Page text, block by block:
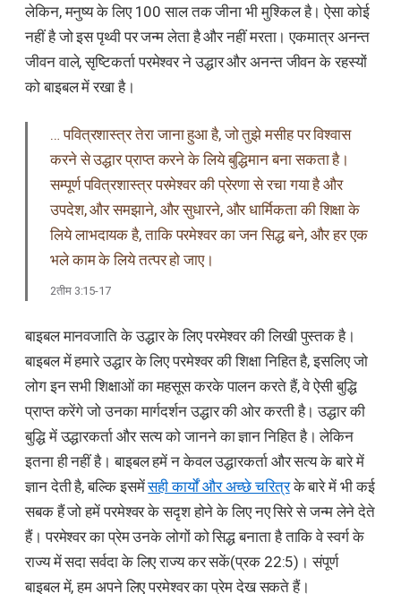
लेकिन, मनुष्य के लिए 100 साल तक जीना भी मुश्किल है। ऐसा कोई
नहीं है जो इस पृथ्वी पर जन्म लेता है और नहीं मरता। एकमात्र अनन्त
जीवन वाले, सृष्टिकर्ता परमेश्वर ने उद्धार और अनन्त जीवन के रहस्यों
को बाइबल में रखा है।
… पवित्रशास्त्र तेरा जाना हुआ है, जो तुझे मसीह पर विश्वास
करने से उद्धार प्राप्त करने के लिये बुद्धिमान बना सकता है।
सम्पूर्ण पवित्रशास्त्र परमेश्वर की प्रेरणा से रचा गया है और
उपदेश, और समझाने, और सुधारने, और धार्मिकता की शिक्षा के
लिये लाभदायक है, ताकि परमेश्वर का जन सिद्ध बने, और हर एक
भले काम के लिये तत्पर हो जाए।
2तीम 3:15-17
बाइबल मानवजाति के उद्धार के लिए परमेश्वर की लिखी पुस्तक है।
बाइबल में हमारे उद्धार के लिए परमेश्वर की शिक्षा निहित है, इसलिए जो
लोग इन सभी शिक्षाओं का महसूस करके पालन करते हैं, वे ऐसी बुद्धि
प्राप्त करेंगे जो उनका मार्गदर्शन उद्धार की ओर करती है। उद्धार की
बुद्धि में उद्धारकर्ता और सत्य को जानने का ज्ञान निहित है। लेकिन
इतना ही नहीं है। बाइबल हमें न केवल उद्धारकर्ता और सत्य के बारे में
ज्ञान देती है, बल्कि इसमेंसही कार्यों और अच्छे चरित्रके बारे में भी कई
सबक हैं जो हमें परमेश्वर के सदृश होने के लिए नए सिरे से जन्म लेने देते
हैं। परमेश्वर का प्रेम उनके लोगों को सिद्ध बनाता है ताकि वे स्वर्ग के
राज्य में सदा सर्वदा के लिए राज्य कर सकें(प्रक 22:5)। संपूर्ण
बाइबल में, हम अपने लिए परमेश्वर का प्रेम देख सकते हैं।